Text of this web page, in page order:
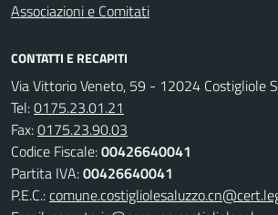
Associazioni e Comitati
CONTATTI E RECAPITI
Via Vittorio Veneto, 59 - 12024 Costigliole
Tel:0175.23.01.21
Fax:0175.23.90.03
Codice Fiscale:00426640041
Partita IVA:00426640041
P.E.C.: